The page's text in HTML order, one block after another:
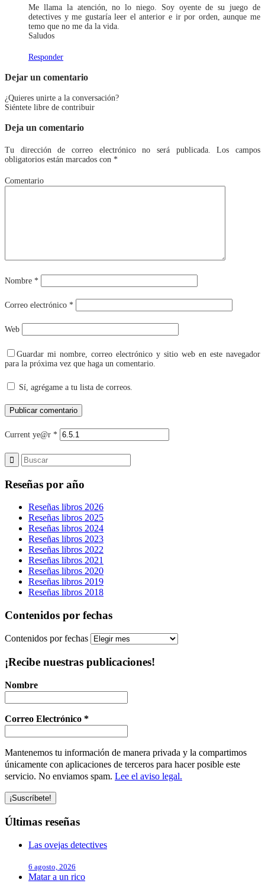
Me llama la atención, no lo niego. Soy oyente de su juego de
detectives y me gustaría leer el anterior e ir por orden, aunque me
temo que no me da la vida.
Saludos
Responder
Dejar un comentario
¿Quieres unirte a la conversación?
Siéntete libre de contribuir
Deja un comentario
Tu dirección de correo electrónico no será publicada.
Los campos
obligatorios están marcados con *
Comentario
Nombre *
Correo electrónico *
Web
Guardar mi nombre, correo electrónico y sitio web en este navegador
para la próxima vez que haga un comentario.
Sí, agrégame a tu lista de correos.
Current ye@r *
Reseñas por año
Reseñas libros 2026
Reseñas libros 2025
Reseñas libros 2024
Reseñas libros 2023
Reseñas libros 2022
Reseñas libros 2021
Reseñas libros 2020
Reseñas libros 2019
Reseñas libros 2018
Contenidos por fechas
Contenidos por fechas
¡Recibe nuestras publicaciones!
Nombre
Correo Electrónico *
Mantenemos tu información de manera privada y la compartimos
únicamente con aplicaciones de terceros para hacer posible este
servicio. No enviamos spam. Lee el aviso legal.
Últimas reseñas
Las ovejas detectives
6 agosto, 2026
Matar a un rico